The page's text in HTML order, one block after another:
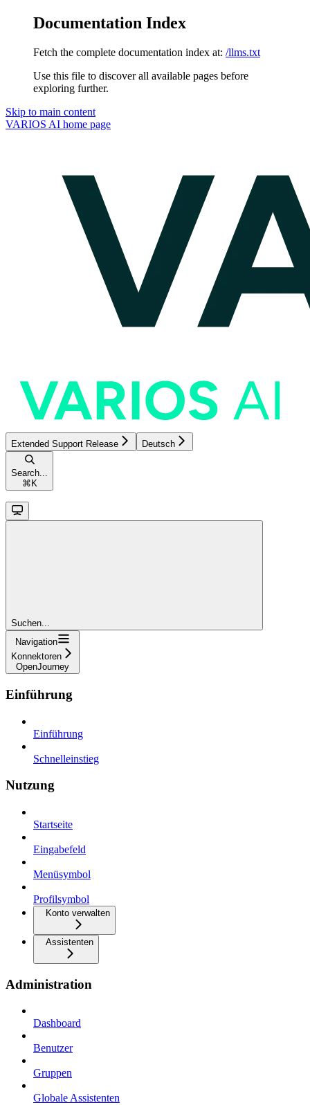
Documentation Index
Fetch the complete documentation index at: /llms.txt
Use this file to discover all available pages before
exploring further.
Skip to main content
VARIOS AI home page
Extended Support Release Deutsch
Search...
⌘ K
Suchen...
Navigation
Konnektoren
OpenJourney
Einführung
Einführung
Schnelleinstieg
Nutzung
Startseite
Eingabefeld
Menüsymbol
Profilsymbol
Konto verwalten
Assistenten
Administration
Dashboard
Benutzer
Gruppen
Globale Assistenten